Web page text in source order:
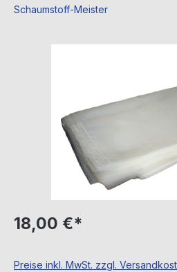
Schaumstoff-Meister
18,00 €*
Preise inkl. MwSt. zzgl.